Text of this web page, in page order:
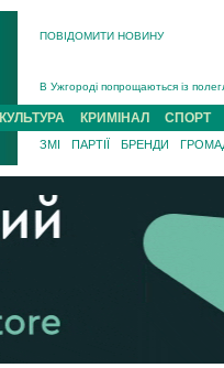
ПОВІДОМИТИ НОВИНУ
Підтвердили загибель
На війні з рф поліг військовий з
КУЛЬТУРА КРИМІНАЛ СПОРТ
ЗМІ ПАРТІЇ БРЕНДИ